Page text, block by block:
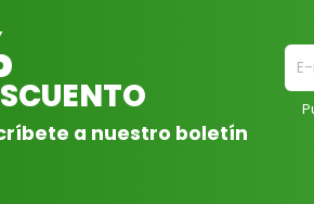
a nuestro boletín